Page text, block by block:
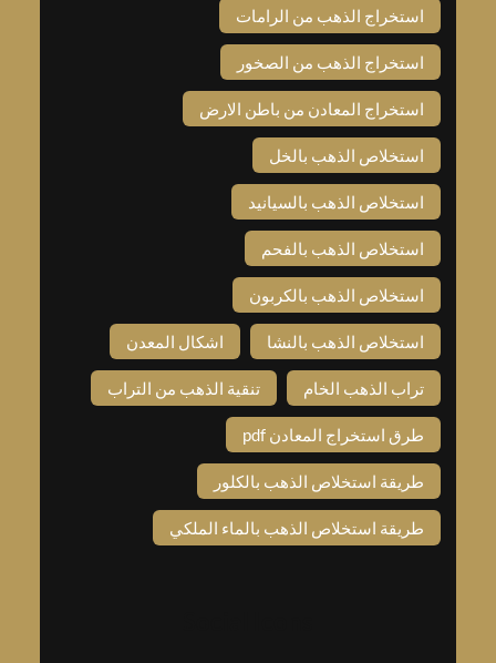
استخراج الذهب من الرامات
استخراج الذهب من الصخور
استخراج المعادن من باطن الارض
استخلاص الذهب بالخل
استخلاص الذهب بالسيانيد
استخلاص الذهب بالفحم
استخلاص الذهب بالكربون
استخلاص الذهب بالنشا اشكال المعدن
تراب الذهب الخام تنقية الذهب من التراب
طرق استخراج المعادن pdf
طريقة استخلاص الذهب بالكلور
طريقة استخلاص الذهب بالماء الملكي